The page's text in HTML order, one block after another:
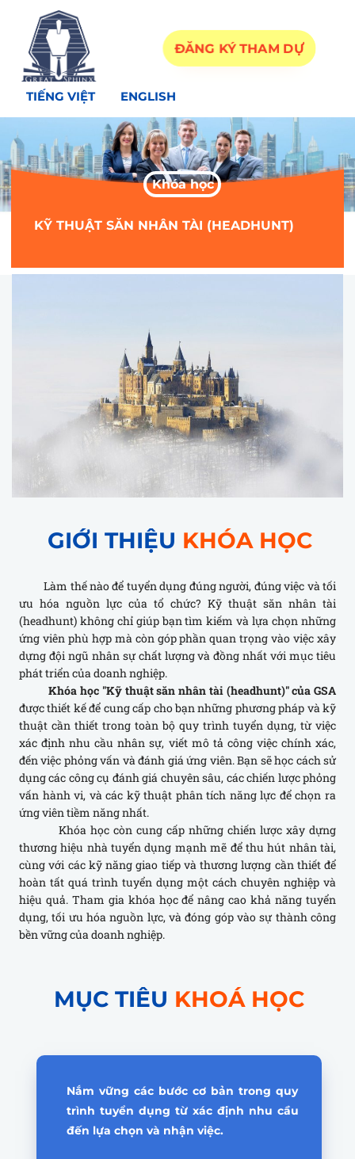
ĐĂNG KÝ THAM DỰ
ENGLISH
TIẾNG VIỆT
KỸ THUẬT SĂN NHÂN TÀI (HEADHUNT)
Khóa học
GIỚI THIỆU KHÓA HỌC
Làm thế nào để tuyển dụng đúng người, đúng việc và tối
ưu hóa nguồn lực của tổ chức? Kỹ thuật săn nhân tài
(headhunt) không chỉ giúp bạn tìm kiếm và lựa chọn những
ứng viên phù hợp mà còn góp phần quan trọng vào việc xây
dựng đội ngũ nhân sự chất lượng và đồng nhất với mục tiêu
phát triển của doanh nghiệp.
Khóa học "Kỹ thuật săn nhân tài (headhunt)" của GSA
được thiết kế để cung cấp cho bạn những phương pháp và kỹ
thuật cần thiết trong toàn bộ quy trình tuyển dụng, từ việc
xác định nhu cầu nhân sự, viết mô tả công việc chính xác,
đến việc phỏng vấn và đánh giá ứng viên. Bạn sẽ học cách sử
dụng các công cụ đánh giá chuyên sâu, các chiến lược phỏng
vấn hành vi, và các kỹ thuật phân tích năng lực để chọn ra
ứng viên tiềm năng nhất.
Khóa học còn cung cấp những chiến lược xây dựng
thương hiệu nhà tuyển dụng mạnh mẽ để thu hút nhân tài,
cùng với các kỹ năng giao tiếp và thương lượng cần thiết để
hoàn tất quá trình tuyển dụng một cách chuyên nghiệp và
hiệu quả. Tham gia khóa học để nâng cao khả năng tuyển
dụng, tối ưu hóa nguồn lực, và đóng góp vào sự thành công
bền vững của doanh nghiệp.
MỤC TIÊU KHOÁ HỌC
Nắm vững các bước cơ bản trong quy
trình tuyển dụng từ xác định nhu cầu
đến lựa chọn và nhận việc.